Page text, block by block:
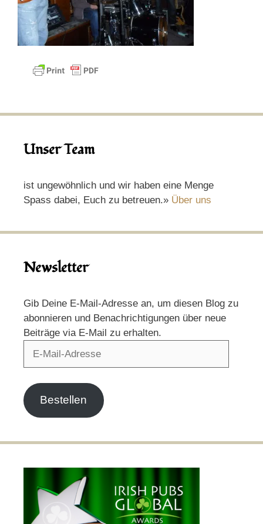
Unser Team
ist ungewöhnlich und wir haben eine Menge
Spass dabei, Euch zu betreuen.» Über uns
Newsletter
Gib Deine E-Mail-Adresse an, um diesen Blog zu
abonnieren und Benachrichtigungen über neue
Beiträge via E-Mail zu erhalten.
Bestellen